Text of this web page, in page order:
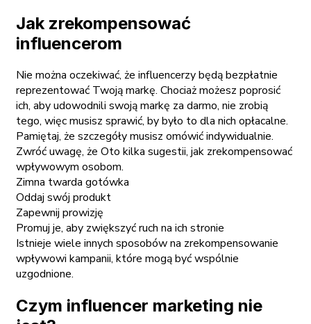
Jak zrekompensować
influencerom
Nie można oczekiwać, że influencerzy będą bezpłatnie
reprezentować Twoją markę. Chociaż możesz poprosić
ich, aby udowodnili swoją markę za darmo, nie zrobią
tego, więc musisz sprawić, by było to dla nich opłacalne.
Pamiętaj, że szczegóły musisz omówić indywidualnie.
Zwróć uwagę, że Oto kilka sugestii, jak zrekompensować
wpływowym osobom.
Zimna twarda gotówka
Oddaj swój produkt
Zapewnij prowizję
Promuj je, aby zwiększyć ruch na ich stronie
Istnieje wiele innych sposobów na zrekompensowanie
wpływowi kampanii, które mogą być wspólnie
uzgodnione.
Czym influencer marketing nie